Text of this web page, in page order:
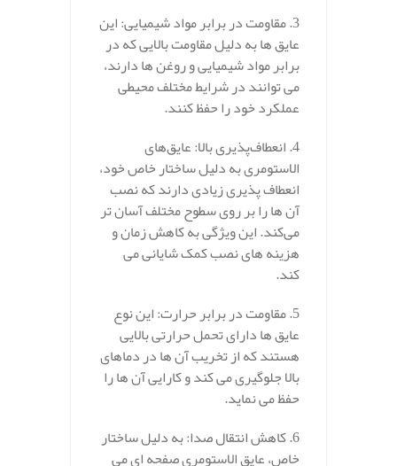
3. مقاومت در برابر مواد شیمیایی: این
عایق‌ ها به دلیل مقاومت بالایی که در
برابر مواد شیمیایی و روغن‌ ها دارند،
می‌ توانند در شرایط مختلف محیطی
عملکرد خود را حفظ کنند.
4. انعطاف‌پذیری بالا: عایق‌های
الاستومری به دلیل ساختار خاص خود،
انعطاف‌ پذیری زیادی دارند که نصب
آن‌ ها را بر روی سطوح مختلف آسان‌ تر
می‌کند. این ویژگی به کاهش زمان و
هزینه‌ های نصب کمک شایانی می‌
کند.
5. مقاومت در برابر حرارت: این نوع
عایق‌ ها دارای تحمل حرارتی بالایی
هستند که از تخریب آن‌ ها در دماهای
بالا جلوگیری می‌ کند و کارایی آن‌ ها را
حفظ می‌ نماید.
6. کاهش انتقال صدا: به دلیل ساختار
خاص، عایق‌ الاستومری صفحه ای می‌